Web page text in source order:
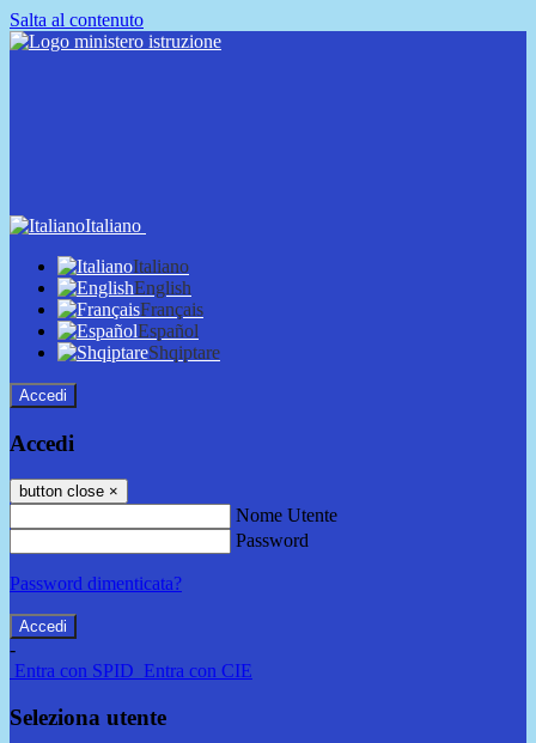
Salta al contenuto
Italiano
Italiano
English
Français
Español
Shqiptare
Accedi
Accedi
button close ×
Nome Utente
Password
Password dimenticata?
-
Entra con SPID Entra con CIE
Seleziona utente